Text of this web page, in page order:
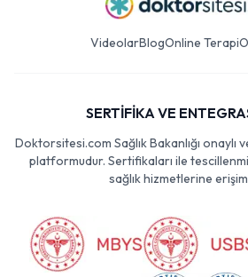
VideolarBlogOnline Terapi
SERTİFİKA VE
Doktorsitesi.com Sağlık Bakanlığı onaylı
platformudur. Sertifikaları ile
sağlık hizmetlerine